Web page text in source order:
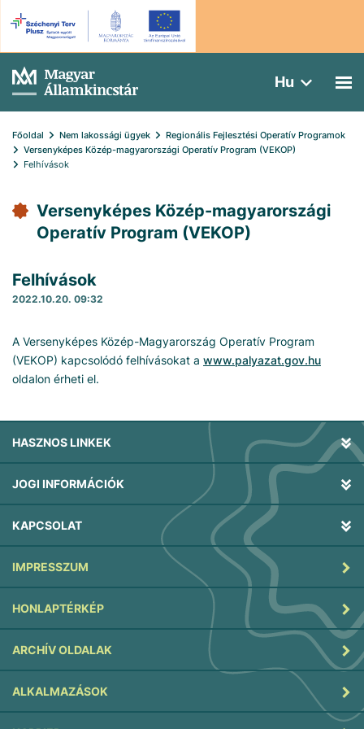
Hu
Főoldal Nem lakossági ügyek
Regionális Fejlesztési Operatív Programok
Versenyképes Közép-magyarországi Operatív Program (VEKOP)
Felhívások
Versenyképes Közép-magyarországi
Operatív Program (VEKOP)
Felhívások
2022.10.20. 09:32
A Versenyképes Közép-Magyarország Operatív Program
(VEKOP) kapcsolódó felhívásokat a www.palyazat.gov.hu
oldalon érheti el.
HASZNOS LINKEK
JOGI INFORMÁCIÓK
KAPCSOLAT
IMPRESSZUM
HONLAPTÉRKÉP
ARCHÍV OLDALAK
ALKALMAZÁSOK